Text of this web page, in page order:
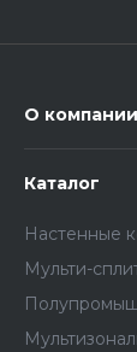
О компании
Каталог
Настенные
Мульти-